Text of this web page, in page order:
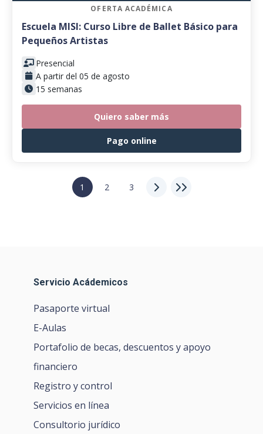
OFERTA ACADÉMICA
Escuela MISI: Curso Libre de Ballet Básico para
Pequeños Artistas
Presencial
A partir del 05 de agosto
15 semanas
Quiero saber más
Pago online
1 2 3
Servicio Acádemicos
Pasaporte virtual
E-Aulas
Portafolio de becas, descuentos y apoyo
financiero
Registro y control
Servicios en línea
Consultorio jurídico